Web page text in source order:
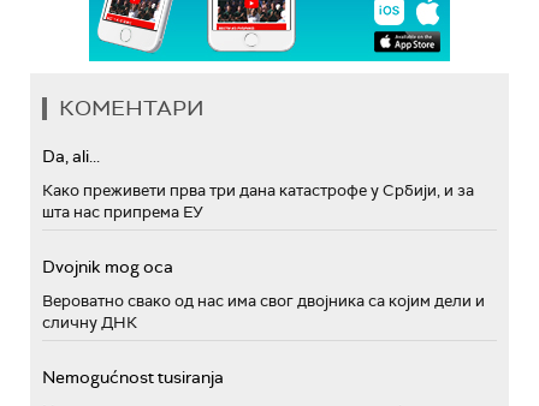
КОМЕНТАРИ
Da, ali...
Како преживети прва три дана катастрофе у Србији, и за
шта нас припрема ЕУ
Dvojnik mog oca
Вероватно свако од нас има свог двојника са којим дели и
сличну ДНК
Nemogućnost tusiranja